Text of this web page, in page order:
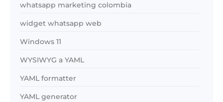
whatsapp marketing colombia
widget whatsapp web
Windows 11
WYSIWYG a YAML
YAML formatter
YAML generator